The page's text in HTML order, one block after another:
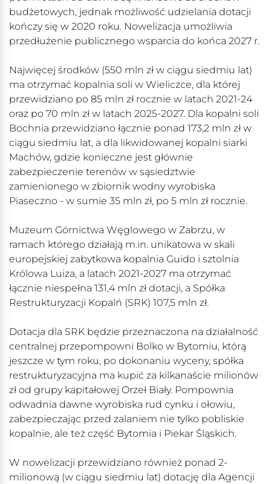
budżetowych, jednak możliwość udzielania dotacji
kończy się w 2020 roku. Nowelizacja umożliwia
przedłużenie publicznego wsparcia do końca 2027 r.
Najwięcej środków (550 mln zł w ciągu siedmiu lat)
ma otrzymać kopalnia soli w Wieliczce, dla której
przewidziano po 85 mln zł rocznie w latach 2021-24
oraz po 70 mln zł w latach 2025-2027. Dla kopalni soli
Bochnia przewidziano łącznie ponad 173,2 mln zł w
ciągu siedmiu lat, a dla likwidowanej kopalni siarki
Machów, gdzie konieczne jest głównie
zabezpieczenie terenów w sąsiedztwie
zamienionego w zbiornik wodny wyrobiska
Piaseczno - w sumie 35 mln zł, po 5 mln zł rocznie.
Muzeum Górnictwa Węglowego w Zabrzu, w
ramach którego działają m.in. unikatowa w skali
europejskiej zabytkowa kopalnia Guido i sztolnia
Królowa Luiza, a latach 2021-2027 ma otrzymać
łącznie niespełna 131,4 mln zł dotacji, a Spółka
Restrukturyzacji Kopalń (SRK) 107,5 mln zł.
Dotacja dla SRK będzie przeznaczona na działalność
centralnej przepompowni Bolko w Bytomiu, którą
jeszcze w tym roku, po dokonaniu wyceny, spółka
restrukturyzacyjna ma kupić za kilkanaście milionów
zł od grupy kapitałowej Orzeł Biały. Pompownia
odwadnia dawne wyrobiska rud cynku i ołowiu,
zabezpieczając przed zalaniem nie tylko pobliskie
kopalnie, ale też część Bytomia i Piekar Śląskich.
W nowelizacji przewidziano również ponad 2-
milionową (w ciągu siedmiu lat) dotację dla Agencji